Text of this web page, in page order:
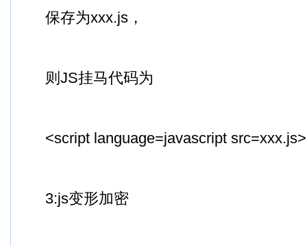
保存为xxx.js，
则JS挂马代码为
<script language=javascript
3:js变形加密